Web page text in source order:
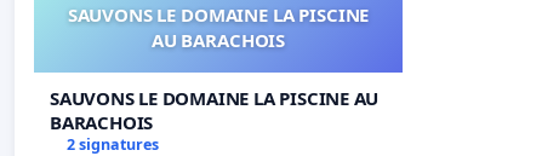
SAUVONS LE DOMAINE LA PISCINE
AU BARACHOIS
SAUVONS LE DOMAINE LA PISCINE AU
BARACHOIS
2 signatures